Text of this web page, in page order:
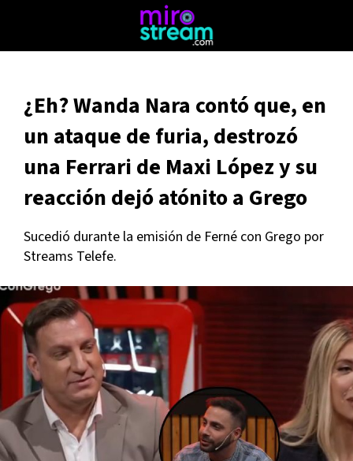
¿Eh? Wanda Nara contó que, en
un ataque de furia, destrozó
una Ferrari de Maxi López y su
reacción dejó atónito a Grego
Sucedió durante la emisión de Ferné con Grego por
Streams Telefe.